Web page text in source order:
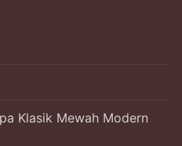
Klasik Mewah Modern